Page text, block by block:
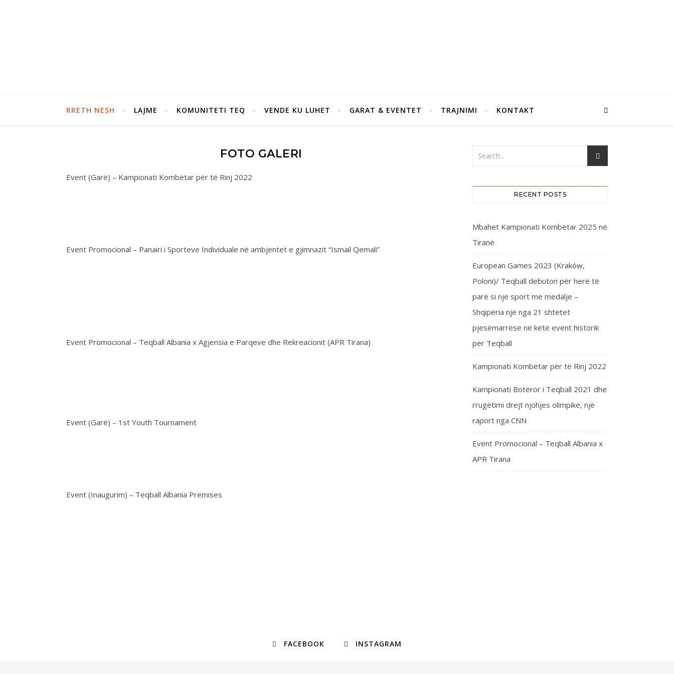
RRETH NESH LAJME KOMUNITETI TEQ VENDE KU LUHET GARAT & EVENTET TRAJNIMI KONTAKT
FOTO GALERI
Event (Garë) – Kampionati Kombëtar për të Rinj 2022
Event Promocional – Panairi i Sporteve Individuale në ambjentet e gjimnazit “Ismail Qemali”
Event Promocional – Teqball Albania x Agjensia e Parqeve dhe Rekreacionit (APR Tirana)
Event (Garë) – 1st Youth Tournament
Event (Inaugurim) – Teqball Albania Premises
RECENT POSTS
Mbahet Kampionati Kombëtar 2025 në
Tiranë
European Games 2023 (Kraków,
Poloni)/ Teqball debuton për herë të
parë si një sport me medalje –
Shqipëria një nga 21 shtetet
pjesëmarrëse në këtë event historik
për Teqball
Kampionati Kombëtar për të Rinj 2022
Kampionati Botëror i Teqball 2021 dhe
rrugëtimi drejt njohjes olimpike, një
raport nga CNN
Event Promocional – Teqball Albania x
APR Tirana
FACEBOOK INSTAGRAM